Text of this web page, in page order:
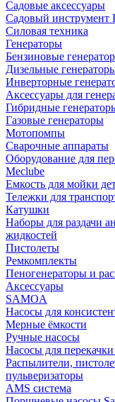
Садовые аксессуары
Садовый инструмент
Силовая техника
Генераторы
Бензиновые
Дизельные
Инверторные
Аксессуары для
Гибридные
Газовые генераторы
Мотопомпы
Сварочные аппараты
Оборудование для
Meclube
Емкость для мойки
Тележки для
Катушки
Наборы для раздачи
жидкостей
Пистолеты
Ремкомплекты
Пеногенераторы и
Аксессуары
SAMOA
Насосы для
Мерные ёмкости
Ручные насосы
Насосы для
Распылители,
пульверизаторы
AMS система